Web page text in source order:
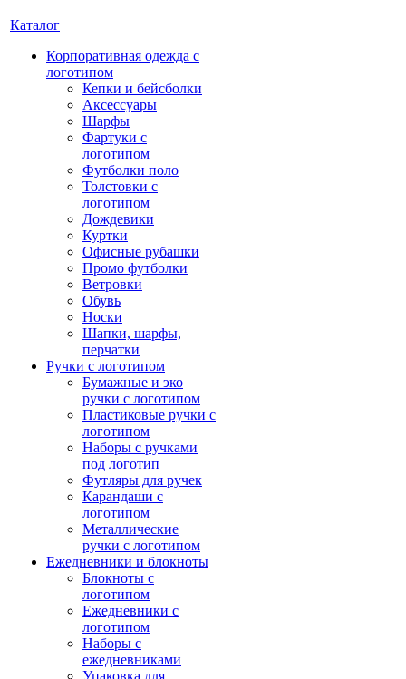
Каталог
Корпоративная одежда с
логотипом
Кепки и бейсболки
Аксессуары
Шарфы
Фартуки с
логотипом
Футболки поло
Толстовки с
логотипом
Дождевики
Куртки
Офисные рубашки
Промо футболки
Ветровки
Обувь
Носки
Шапки, шарфы,
перчатки
Ручки с логотипом
Бумажные и эко
ручки с логотипом
Пластиковые ручки с
логотипом
Наборы с ручками
под логотип
Футляры для ручек
Карандаши с
логотипом
Металлические
ручки с логотипом
Ежедневники и блокноты
Блокноты с
логотипом
Ежедневники с
логотипом
Наборы с
ежедневниками
Упаковка для